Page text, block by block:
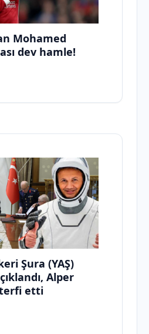
Mohamed
dev hamle!
Şura (YAŞ)
Alper
terfi etti